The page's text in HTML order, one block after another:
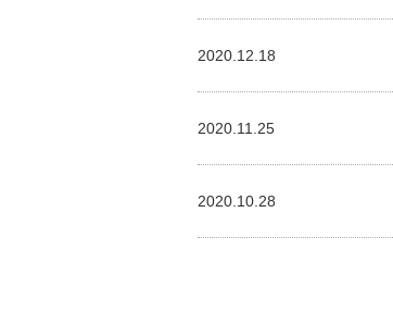
2020.12.18
2020.11.25
2020.10.28